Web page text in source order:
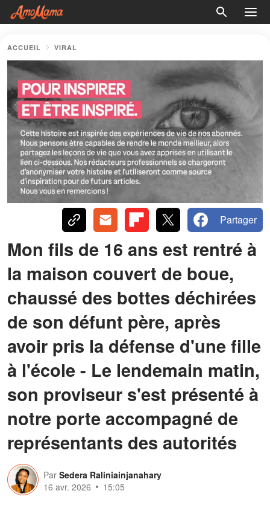
ACCUEIL VIRAL
Partager
Mon fils de 16 ans est rentré à
la maison couvert de boue,
chaussé des bottes déchirées
de son défunt père, après
avoir pris la défense d'une fille
à l'école - Le lendemain matin,
son proviseur s'est présenté à
notre porte accompagné de
représentants des autorités
Par Sedera Raliniainjanahary
16 avr. 2026
15:05